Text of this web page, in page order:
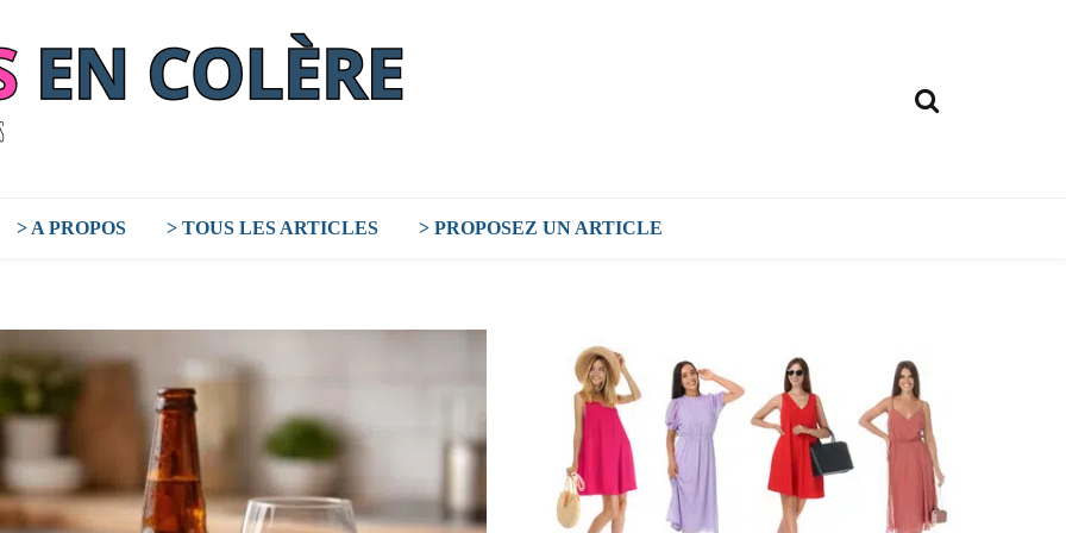
> A PROPOS > TOUS LES ARTICLES > PROPOSEZ UN ARTICLE